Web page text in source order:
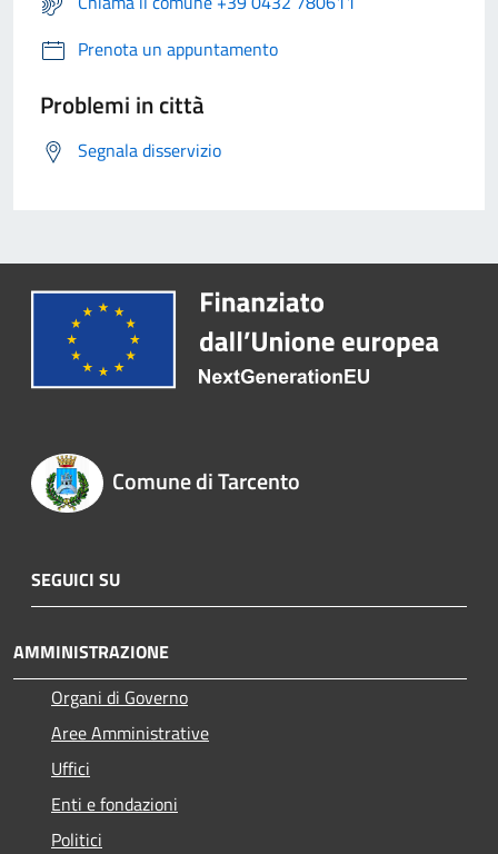
Prenota un appuntamento
Problemi in città
Segnala disservizio
Comune di Tarcento
SEGUICI SU
AMMINISTRAZIONE
Organi di Governo
Aree Amministrative
Uffici
Enti e fondazioni
Politici